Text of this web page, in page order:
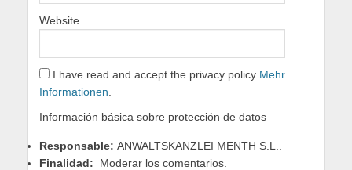
Website
I have read and accept the privacy policy Mehr
Informationen
Información básica sobre protección de datos
Responsable: ANWALTSKANZLEI MENTH S.L..
Finalidad: Moderar los comentarios.